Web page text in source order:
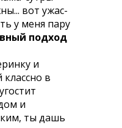
вот ужас-
у меня пару
подход
и
в
и
ты дашь